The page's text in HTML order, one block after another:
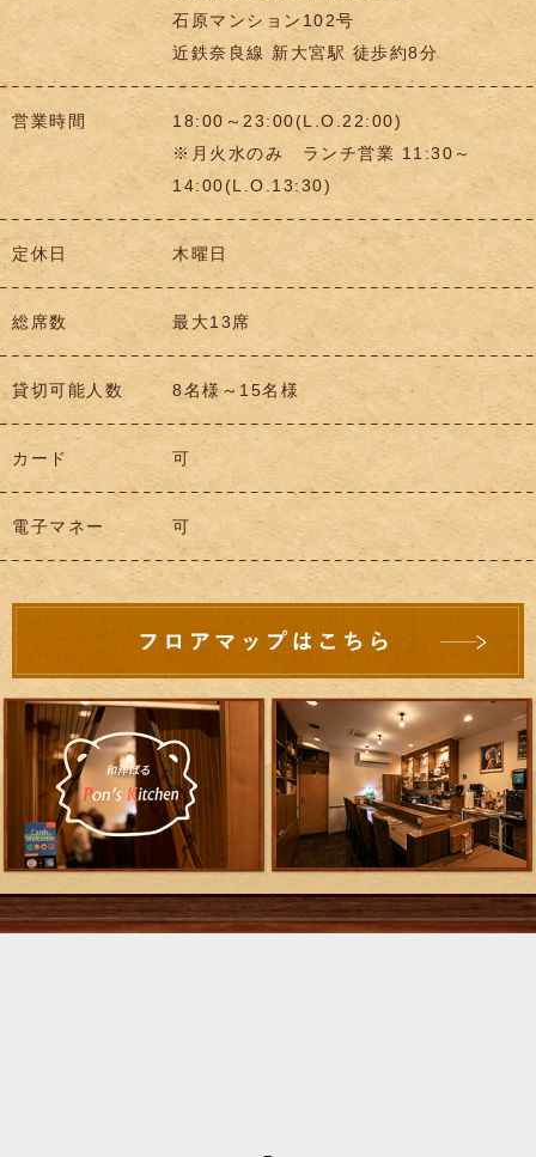
石原マンション102号
近鉄奈良線 新大宮駅 徒歩約8分
営業時間
18:00～23:00(L.O.22:00)
※月火水のみ ランチ営業 11:30～
14:00(L.O.13:30)
定休日 木曜日
総席数 最大13席
貸切可能人数 8名様～15名様
カード 可
電子マネー 可